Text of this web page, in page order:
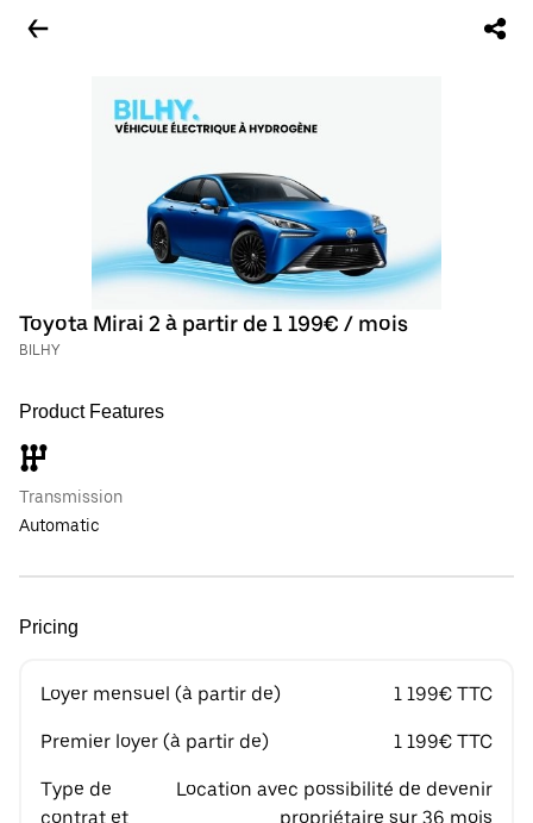
Toyota Mirai 2 à partir de 1 199€ / mois
BILHY
Product Features
Transmission
Automatic
Pricing
Loyer mensuel (à partir de) 1 199€ TTC
Premier loyer (à partir de) 1 199€ TTC
Type de
contrat et
Location avec possibilité de devenir
propriétaire sur 36 mois